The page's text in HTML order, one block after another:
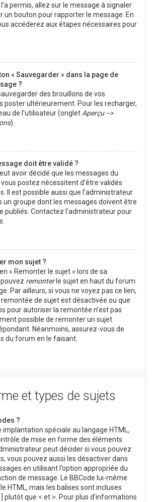
permis, allez sur le message à signaler
un bouton pour rapporter le message. En
accéderez aux étapes nécessaires pour
« Sauvegarder » dans la page de
?
des brouillons de vos
poster ultérieurement. Pour les recharger,
de l’utilisateur (onglet Aperçu -->
).
doit être validé ?
avoir décidé que les messages du
postez nécessitent d’être validés
Il est possible aussi que l’administrateur
un groupe dont les messages doivent être
publiés. Contactez l’administrateur pour
mon sujet ?
« Remonter le sujet » lors de sa
remonterle sujet en haut du forum
Par ailleurs, si vous ne voyez pas ce lien,
de sujet est désactivée ou que
pour autoriser la remontée n’est pas
possible de remonter un sujet
Néanmoins, assurez-vous de
du forum en le faisant.
et types de sujets
?
implantation spéciale au langage HTML,
de mise en forme des éléments
peut décider si vous pouvez
vous pouvez aussi les désactiver dans
en utilisant l’option appropriée du
de message. Le BBCode lui-même
HTML, mais les balises sont incluses
plutôt que < et >. Pour plus d’informations